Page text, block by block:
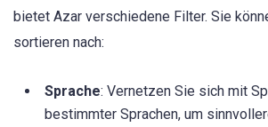
bietet Azar verschiedene Filter. Sie
sortieren nach:
Sprache: Vernetzen Sie sich mit
bestimmter Sprachen, um